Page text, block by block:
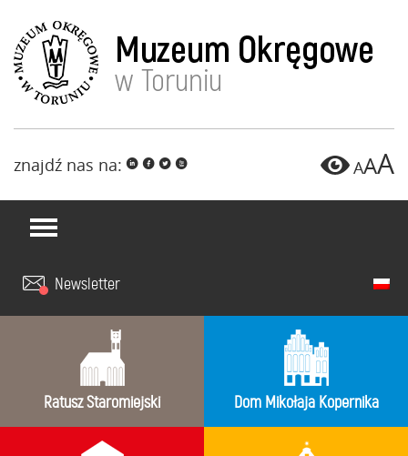
AAA
znajdź nas na: i f l x
Newsletter
Ratusz Staromiejski Dom Mikołaja Kopernika